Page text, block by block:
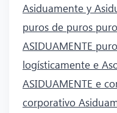
Asiduamente y
puros de puros
ASIDUAMENTE
logísticamente e
ASIDUAMENTE e
corporativo